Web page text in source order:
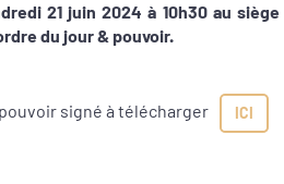
21 juin 2024 à 10h30 au siège
du jour & pouvoir.
signé à télécharger ICI